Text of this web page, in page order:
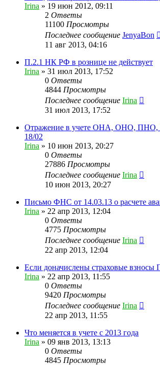
Irina » 19 июн 2012, 09:11
2 Ответы
11100 Просмотры
Последнее сообщение JenyaBon
11 авг 2013, 04:16
П.2.1 НК РФ в рознице не действует
Irina » 31 июл 2013, 17:52
0 Ответы
4844 Просмотры
Последнее сообщение Irina
31 июл 2013, 17:52
Отражение в учете ОНА, ОНО,
18/02
Irina » 10 июн 2013, 20:27
0 Ответы
27886 Просмотры
Последнее сообщение Irina
10 июн 2013, 20:27
Письмо ФНС от 14.03.13 о расчете
Irina » 22 апр 2013, 12:04
0 Ответы
4775 Просмотры
Последнее сообщение Irina
22 апр 2013, 12:04
Если доначислены страховые
Irina » 22 апр 2013, 11:55
0 Ответы
9420 Просмотры
Последнее сообщение Irina
22 апр 2013, 11:55
Что меняется в учете с 2013 года
Irina » 09 янв 2013, 13:13
0 Ответы
4845 Просмотры